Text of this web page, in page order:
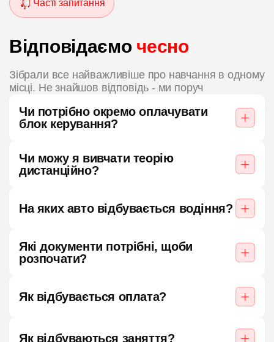
Часті запитання
Відповідаємо чесно
Зібрали все найважливіше про навчання в одному
місці. Не знайшов відповідь - ми поруч
Чи потрібно окремо оплачувати
блок керування?
Чи можу я вивчати теорію
дистанційно?
На яких авто відбувається водіння?
Які документи потрібні, щоби
розпочати?
Як відбувається оплата?
Як відбуваються заняття?